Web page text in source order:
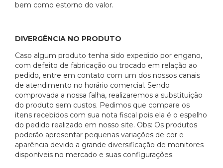
bem como estorno do valor.
DIVERGÊNCIA NO PRODUTO
Caso algum produto tenha sido expedido por engano,
com defeito de fabricação ou trocado em relação ao
pedido, entre em contato com um dos nossos canais
de atendimento no horário comercial. Sendo
comprovada a nossa falha, realizaremos a substituição
do produto sem custos. Pedimos que compare os
itens recebidos com sua nota fiscal pois ela é o espelho
do pedido realizado em nosso site. Obs: Os produtos
poderão apresentar pequenas variações de cor e
aparência devido a grande diversificação de monitores
disponíveis no mercado e suas configurações.